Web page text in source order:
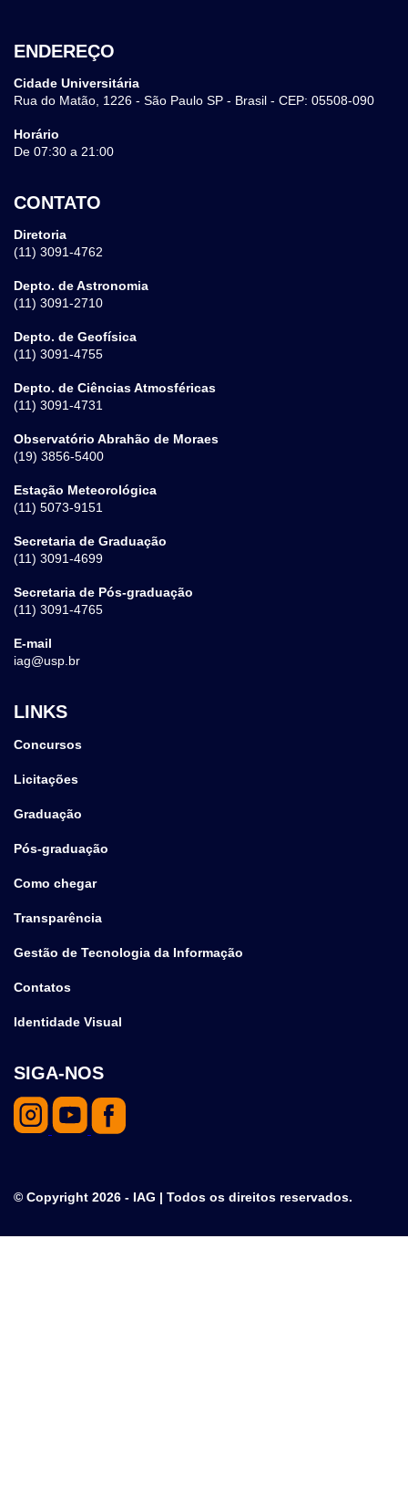
ENDEREÇO
Cidade Universitária
Rua do Matão, 1226 - São Paulo SP - Brasil - CEP: 05508-090
Horário
De 07:30 a 21:00
CONTATO
Diretoria
(11) 3091-4762
Depto. de Astronomia
(11) 3091-2710
Depto. de Geofísica
(11) 3091-4755
Depto. de Ciências Atmosféricas
(11) 3091-4731
Observatório Abrahão de Moraes
(19) 3856-5400
Estação Meteorológica
(11) 5073-9151
Secretaria de Graduação
(11) 3091-4699
Secretaria de Pós-graduação
(11) 3091-4765
E-mail
iag@usp.br
LINKS
Concursos
Licitações
Graduação
Pós-graduação
Como chegar
Transparência
Gestão de Tecnologia da Informação
Contatos
Identidade Visual
SIGA-NOS
© Copyright 2026 - IAG | Todos os direitos reservados.